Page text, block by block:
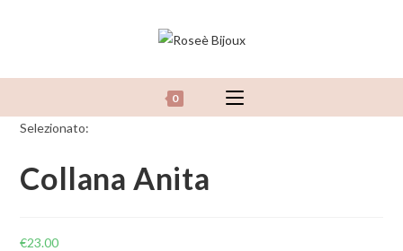
0
Selezionato:
Collana Anita
€23.00